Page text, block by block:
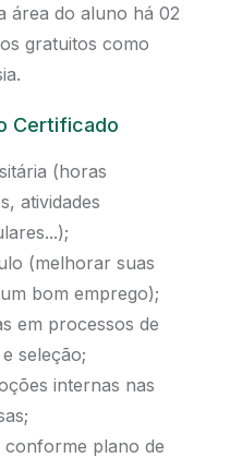
área do aluno há 02
gratuitos como
Certificado
(horas
atividades
(melhorar suas
bom emprego);
em processos de
seleção;
internas nas
conforme plano de